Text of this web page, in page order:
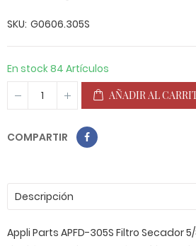
SKU G0606.305S
En stock84 Artículos
AÑADIR AL
COMPARTIR
Descripción
Appli Parts APFD-305S Filtro Secador